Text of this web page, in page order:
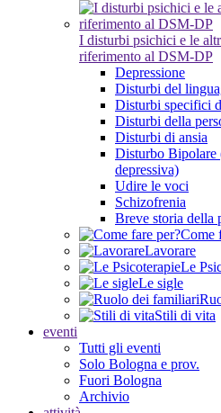
I disturbi psichici e le
riferimento al DSM-DP
Depressione
Disturbi del
Disturbi specifici
Disturbi della
Disturbi di ansia
Disturbo Bipolare
depressiva)
Udire le voci
Schizofrenia
Breve storia della
Come
Lavorare
Le
Le sigle
Stili di vita
eventi
Tutti gli eventi
Solo Bologna e prov.
Fuori Bologna
Archivio